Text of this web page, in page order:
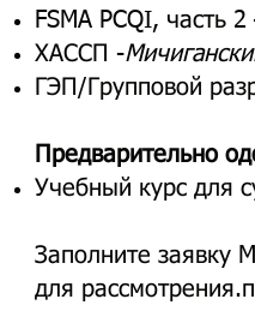
FSMA PCQI, часть
ХАССП -
ГЭП/Групповой
Предварительно
Учебный курс для
Заполните заявку
для рассмотрения.